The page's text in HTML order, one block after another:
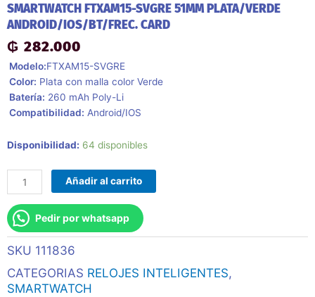
SMARTWATCH FTXAM15-SVGRE 51MM PLATA/VERDE
ANDROID/IOS/BT/FREC. CARD
₲ 282.000
 Modelo:FTXAM15-SVGRE
 Color: Plata con malla color Verde
 Batería: 260 mAh Poly-Li
 Compatibilidad: Android/IOS
Disponibilidad: 64 disponibles
Smartwatch
51mm
Plata/Verde
Android/Ios/Bt/Frec.
Card
cantidad
Añadir al carrito
Pedir por whatsapp
SKU 111836
CATEGORIAS RELOJES INTELIGENTES,
SMARTWATCH